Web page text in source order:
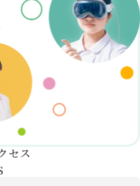
式日程のお知らせ（確
部オープンキャンパス開
部オープンキャンパス開
部オープンキャンパス開
セス